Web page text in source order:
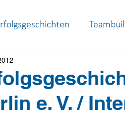
e. V. /